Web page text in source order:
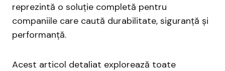
reprezintă o soluție completă pentru
companiile care caută durabilitate, siguranță și
performanță.
Acest articol detaliat explorează toate